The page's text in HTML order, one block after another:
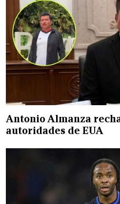
Antonio Almanza
autoridades de EUA